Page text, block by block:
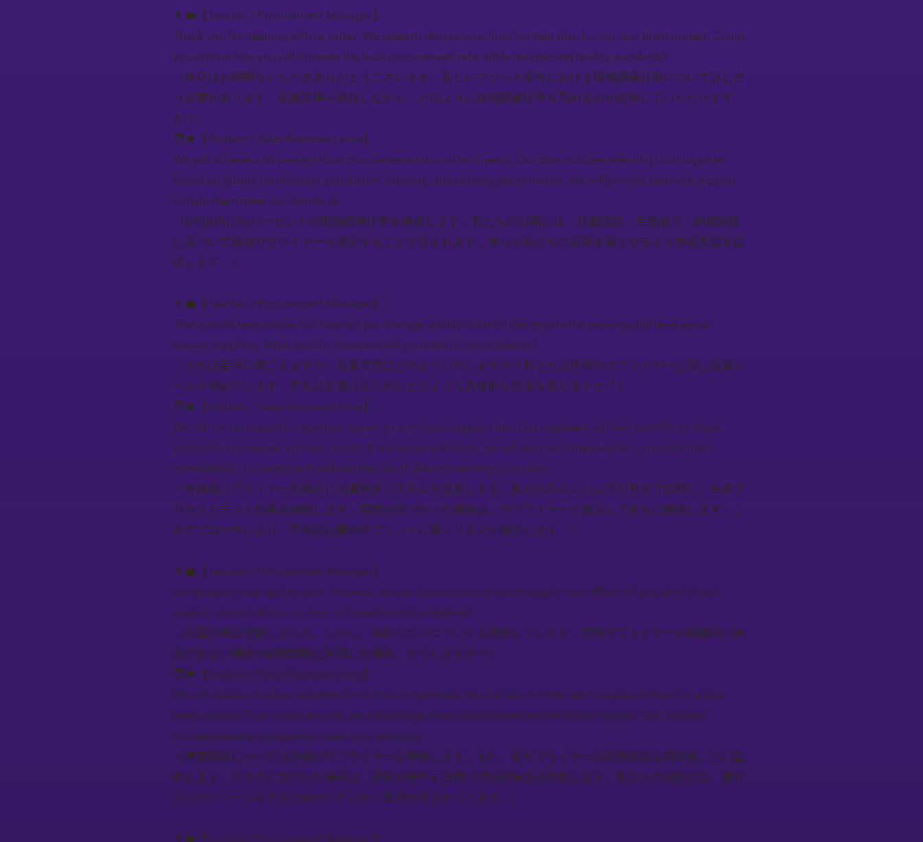
👨‍💼【Teacher / Procurement Manager】:
Thank you for meeting with us today. We need to discuss your local content plan for our new plant project. Could
you explain how you will increase the local procurement ratio while maintaining quality standards?
（本日はお時間をいただきありがとうございます。新しいプラント案件における現地調達計画について話し合
う必要があります。品質基準を維持しながら、どのように現地調達比率を高めるのか説明していただけます
か？）
🧑‍🎓【Student / Sales Representative】:
We will achieve a 60 percent local procurement ratio within 2 years. Our plan includes selecting local suppliers
based on quality certification, production capacity, and delivery performance. We will provide technical support
to help them meet our standards.
（2年以内に60パーセントの現地調達比率を達成します。私たちの計画には、品質認証、生産能力、納期実績
に基づいて現地サプライヤーを選定することが含まれます。彼らが私たちの基準を満たせるよう技術支援を提
供します。）
👨‍💼【Teacher / Procurement Manager】:
That sounds reasonable, but how will you manage quality control? We require the same quality level as our
current suppliers. What specific measures will you take to avoid defects?
（それは妥当に聞こえますが、品質管理はどのように行いますか？私たちは現在のサプライヤーと同じ品質レ
ベルを求めています。不良品を避けるためにどのような具体的な対策を取りますか？）
🧑‍🎓【Student / Sales Representative】:
We will set up a quality inspection system at each local supplier site. Our engineers will visit monthly to check
production processes and test results. If any issues are found, we will work with the supplier to resolve them
immediately. This approach reduces the risk of defects reaching your plant.
（各現地サプライヤーの拠点に品質検査システムを設置します。私たちのエンジニアが月次で訪問し、生産プ
ロセスとテスト結果を確認します。問題が見つかった場合は、サプライヤーと協力して直ちに解決します。こ
のアプローチにより、不良品が貴社のプラントに届くリスクが減少します。）
👨‍💼【Teacher / Procurement Manager】:
I understand your quality plan. However, we are also concerned about supply risks. What will you do if a local
supplier cannot deliver on time or faces financial problems?
（品質計画は理解しました。しかし、供給リスクについても懸念しています。現地サプライヤーが期限内に納
品できない場合や財務問題に直面した場合、どうしますか？）
🧑‍🎓【Student / Sales Representative】:
We will prepare backup suppliers for critical components. We will also monitor each supplier's financial status
every quarter. If we notice any risk, we will arrange alternative sources before delays happen. Our contract
includes penalty clauses to protect your schedule.
（重要部品については予備のサプライヤーを準備します。また、各サプライヤーの財務状況を四半期ごとに監
視します。リスクに気づいた場合は、遅延が発生する前に代替調達先を手配します。私たちの契約には、貴社
のスケジュールを守るためのペナルティ条項が含まれています。）
👨‍💼【Teacher / Procurement Manager】: